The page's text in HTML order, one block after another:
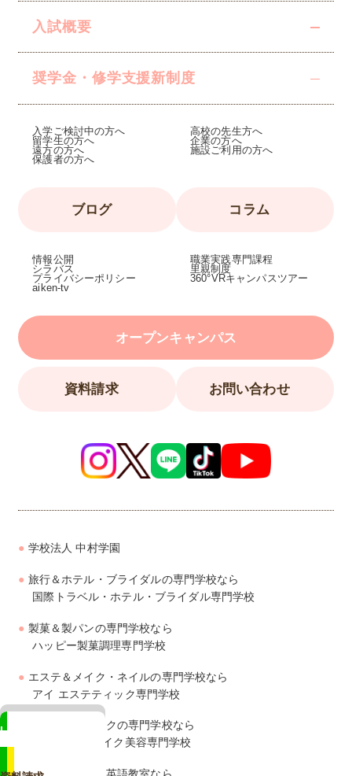
LINE
入試概要
奨学金・修学支援新制度
ブログ コラム
入学ご検討中の方へ
留学生の方へ
遠方の方へ
保護者の方へ
高校の先生方へ
企業の方へ
施設ご利用の方へ
職業実践専門課程
情報公開
シラバス
プライバシーポリシー
360°VRキャンパスツアー
里親制度
aiken-tv
オープンキャンパス
資料請求 お問い合わせ
学校法人 中村学園
旅行＆ホテル・ブライダルの専門学校なら
国際トラベル・ホテル・ブライダル専門学校
製菓＆製パンの専門学校なら
ハッピー製菓調理専門学校
エステ＆メイク・ネイルの専門学校なら
アイ エステティック専門学校
美容＆ヘアメイクの専門学校なら
ジェイ ヘアメイク美容専門学校